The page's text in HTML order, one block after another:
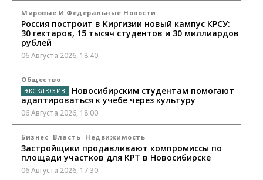
Мировые И Федеральные Новости
Россия построит в Киргизии новый кампус КРСУ:
30 гектаров, 15 тысяч студентов и 30 миллиардов
рублей
06 Августа 2026, 18:40
Общество
Новосибирским студентам помогают
адаптироваться к учебе через культуру
06 Августа 2026, 18:00
Бизнес Власть Недвижимость
Застройщики продавливают компромиссы по
площади участков для КРТ в Новосибирске
06 Августа 2026, 17:30